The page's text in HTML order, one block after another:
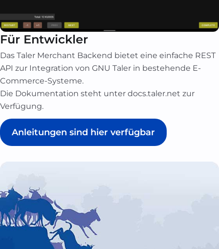
Für Entwickler
Das Taler Merchant Backend bietet eine einfache REST
API zur Integration von GNU Taler in bestehende E-
Commerce-Systeme.
Die Dokumentation steht unter docs.taler.net zur
Verfügung.
Anleitungen sind hier verfügbar